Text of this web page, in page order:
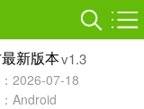
新版本v1.3
2026-07-18
Android